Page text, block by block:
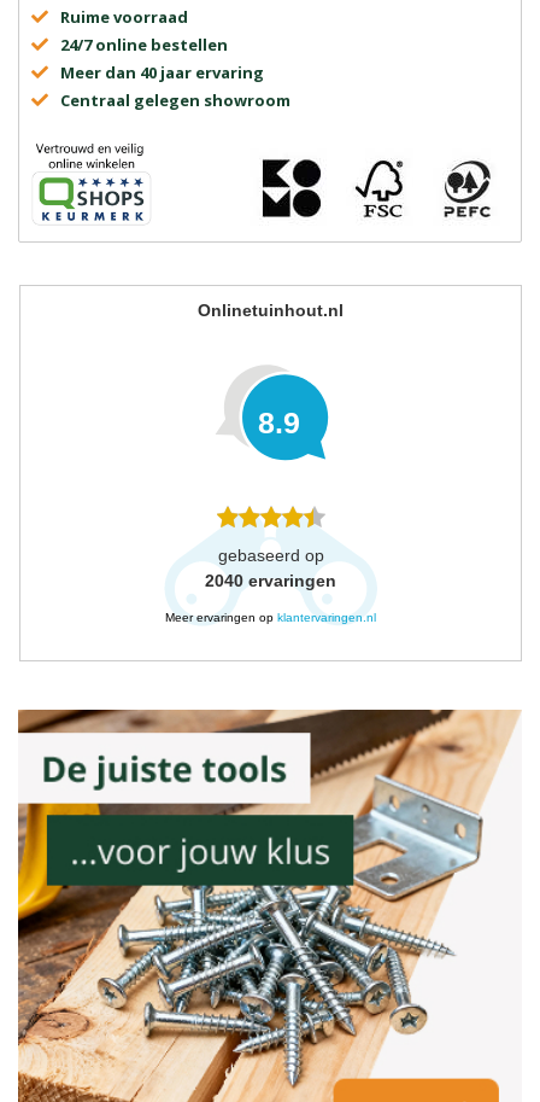
Ruime voorraad
24/7 online bestellen
Meer dan 40 jaar ervaring
Centraal gelegen showroom
Onlinetuinhout.nl
8.9
gebaseerd op
2040 ervaringen
Meer ervaringen op klantervaringen.nl